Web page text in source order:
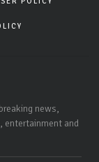
news,
entertainment and